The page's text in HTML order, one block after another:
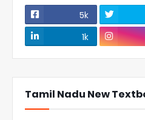
5k
1k
Tamil Nadu New